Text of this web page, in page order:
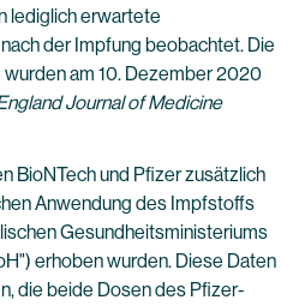
lediglich erwartete
der Impfung beobachtet. Die
am 10. Dezember 2020
Journal of Medicine
BioNTech und Pfizer zusätzlich
Anwendung des Impfstoffs
Gesundheitsministeriums
erhoben wurden. Diese Daten
die beide Dosen des Pfizer-